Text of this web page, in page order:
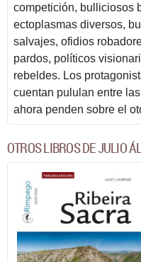
competición, bulliciosos
ectoplasmas diversos,
salvajes, ofidios
pardos, políticos
rebeldes. Los
cuentan pululan entre
ahora penden sobre el
OTROS LIBROS DE JULIO